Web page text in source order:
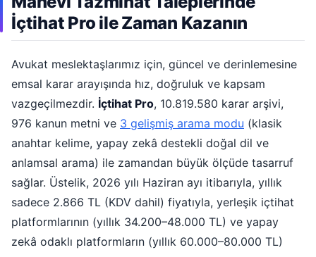
İçtihat Pro ile Zaman Kazanın
Avukat meslektaşlarımız için, güncel ve derinlemesine
emsal karar arayışında hız, doğruluk ve kapsam
vazgeçilmezdir. İçtihat Pro, 10.819.580 karar arşivi,
976 kanun metni ve 3 gelişmiş arama modu (klasik
anahtar kelime, yapay zekâ destekli doğal dil ve
anlamsal arama) ile zamandan büyük ölçüde tasarruf
sağlar. Üstelik, 2026 yılı Haziran ayı itibarıyla, yıllık
sadece 2.866 TL (KDV dahil) fiyatıyla, yerleşik içtihat
platformlarının (yıllık 34.200–48.000 TL) ve yapay
zekâ odaklı platformların (yıllık 60.000–80.000 TL)